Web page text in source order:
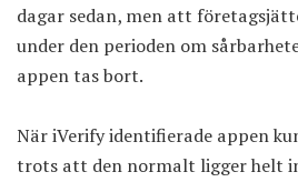
dagar sedan, men att
under den perioden om
appen tas bort.
När iVerify identifierade appen
trots att den normalt ligger helt